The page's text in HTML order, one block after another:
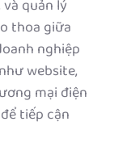
quản lý
thoa giữa
nghiệp
website,
mại điện
tiếp cận